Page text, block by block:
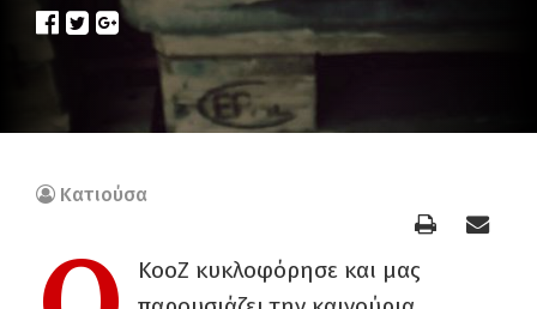
Κατιούσα
KooZ κυκλοφόρησε και μας